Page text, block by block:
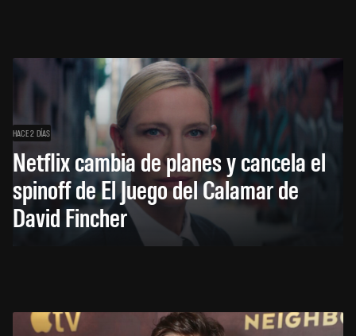
HACE 2 DÍAS
Netflix cambia de planes y cancela el
spinoff de El Juego del Calamar de
David Fincher